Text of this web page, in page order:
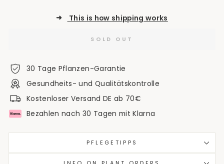
➜ This is how shipping works
SOLD OUT
30 Tage Pflanzen-Garantie
Gesundheits- und Qualitätskontrolle
Kostenloser Versand DE ab 70€
Bezahlen nach 30 Tagen mit Klarna
PFLEGETIPPS